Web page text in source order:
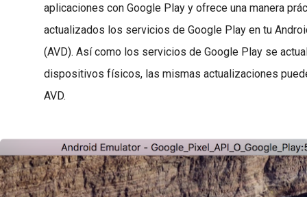
aplicaciones con Google Play y ofrece una manera
actualizados los servicios de Google Play en tu
(AVD). Así como los servicios de Google Play se
dispositivos físicos, las mismas actualizaciones
AVD.